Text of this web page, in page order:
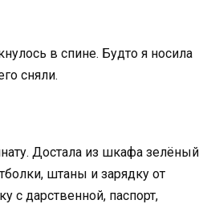
в спине. Будто я носила
сняли.
Достала из шкафа зелёный
штаны и зарядку от
с дарственной, паспорт,